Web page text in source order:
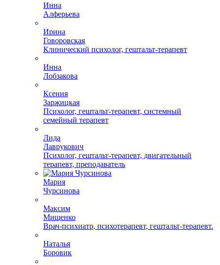
Инна
Алферьева
Ирина
Говоровская
Клинический психолог, гештальт-терапевт
Инна
Лобзакова
Ксения
Заржицкая
Психолог, гештальт-терапевт, системный
семейный терапевт
Лида
Лаврукович
Психолог, гештальт-терапевт, двигательный
терапевт, преподаватель
Мария
Чурсинова
Максим
Мищенко
Врач-психиатр, психотерапевт, гештальт-терапевт.
Наталья
Боровик